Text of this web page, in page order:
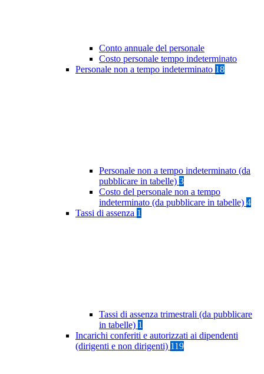
Conto annuale del personale
Costo personale tempo indeterminato
Personale non a tempo indeterminato 18
Personale non a tempo indeterminato (da
pubblicare in tabelle) 3
Costo del personale non a tempo
indeterminato (da pubblicare in tabelle) 4
Tassi di assenza 1
Tassi di assenza trimestrali (da pubblicare
in tabelle) 1
Incarichi conferiti e autorizzati ai dipendenti
(dirigenti e non dirigenti) 119